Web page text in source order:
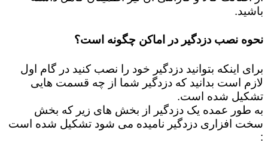
باشید.
نحوه نصب دزدگیر در اماکن چگونه است؟
برای اینکه بتوانید دزدگیر خود را نصب کنید در گام اول
لازم است بدانید که دزدگیر شما از چه قسمت هایی
تشکیل شده است.
به طور عمده یک دزدگیر از بخش های زیر که بخش
سخت افزاری دزدگیر نامیده می شود تشکیل شده است
: